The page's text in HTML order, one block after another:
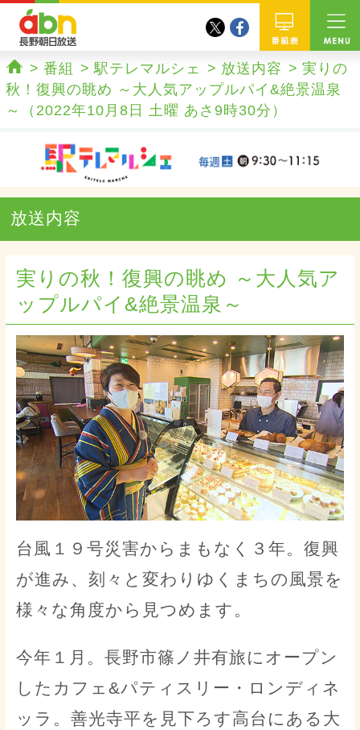
番組
twitterfacebook
ホーム
番組 駅テレマルシェ 放送内容
実りの
秋！復興の眺め ～大人気アップルパイ&絶景温泉
～（2022年10月8日 土曜 あさ9時30分）
放送内容
実りの秋！復興の眺め ～大人気ア
ップルパイ&絶景温泉～
台風１９号災害からまもなく３年。復興
が進み、刻々と変わりゆくまちの風景を
様々な角度から見つめます。
今年１月。長野市篠ノ井有旅にオープン
したカフェ&パティスリー・ロンディネ
ッラ。善光寺平を見下ろす高台にある大